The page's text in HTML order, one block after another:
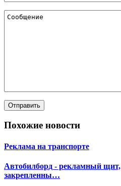
Похожие новости
Реклама на транспорте
Автобилборд - рекламный щит,
закрепленны…